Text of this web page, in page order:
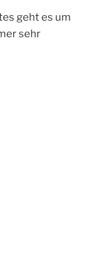
geht es um
sehr